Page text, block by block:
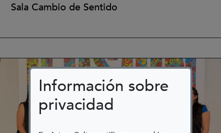
Información sobre
privacidad
Sala Cambio de Sentido